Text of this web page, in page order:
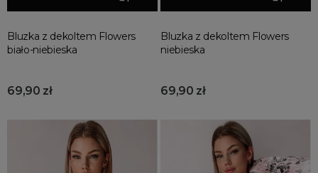
Bluzka z dekoltem Flowers
biało-niebieska
69,90 zł
Bluzka z dekoltem Flowers
niebieska
69,90 zł